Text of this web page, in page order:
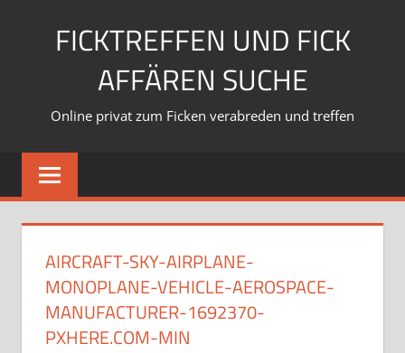
FICKTREFFEN UND FICK
AFFÄREN SUCHE
Online privat zum Ficken verabreden und treffen
AIRCRAFT-SKY-AIRPLANE-
MONOPLANE-VEHICLE-AEROSPACE-
MANUFACTURER-1692370-
PXHERE.COM-MIN